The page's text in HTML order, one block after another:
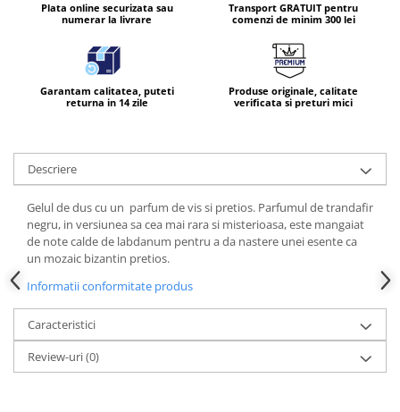
Plata online securizata sau
numerar la livrare
Transport GRATUIT pentru
comenzi de minim 300 lei
Garantam calitatea, puteti
returna in 14 zile
Produse originale, calitate
verificata si preturi mici
Descriere
Gelul de dus cu un parfum de vis si pretios. Parfumul de trandafir
negru, in versiunea sa cea mai rara si misterioasa, este mangaiat
de note calde de labdanum pentru a da nastere unei esente ca
un mozaic bizantin pretios.
Informatii conformitate produs
Caracteristici
Review-uri(0)